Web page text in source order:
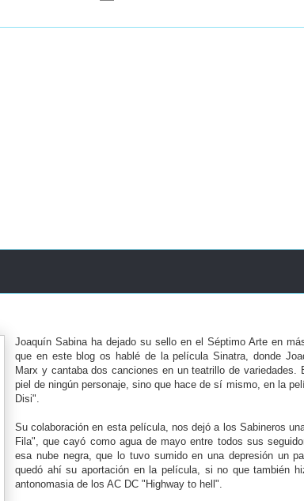
Joaquín Sabina ha dejado su sello en el Séptimo Arte en
que en este blog os hablé de la película Sinatra, donde
Marx y cantaba dos canciones en un teatrillo de
piel de ningún personaje, sino que hace de sí mismo, en la
Disi".
Su colaboración en esta película, nos dejó a los Sabineros
Fila", que cayó como agua de mayo entre todos sus
esa nube negra, que lo tuvo sumido en una depresión un
quedó ahí su aportación en la película, si no que también
antonomasia de los AC DC "Highway to hell".